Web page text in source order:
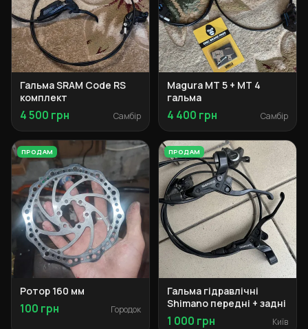
Гальма SRAM Code RS
комплект
4 500 грн Самбір
Magura MT 5 + MT 4
гальма
4 400 грн Самбір
ПРОДАМ
Ротор 160 мм
100 грн Городок
ПРОДАМ
Гальма гідравлічні
Shimano передні + задні
1 000 грн Київ